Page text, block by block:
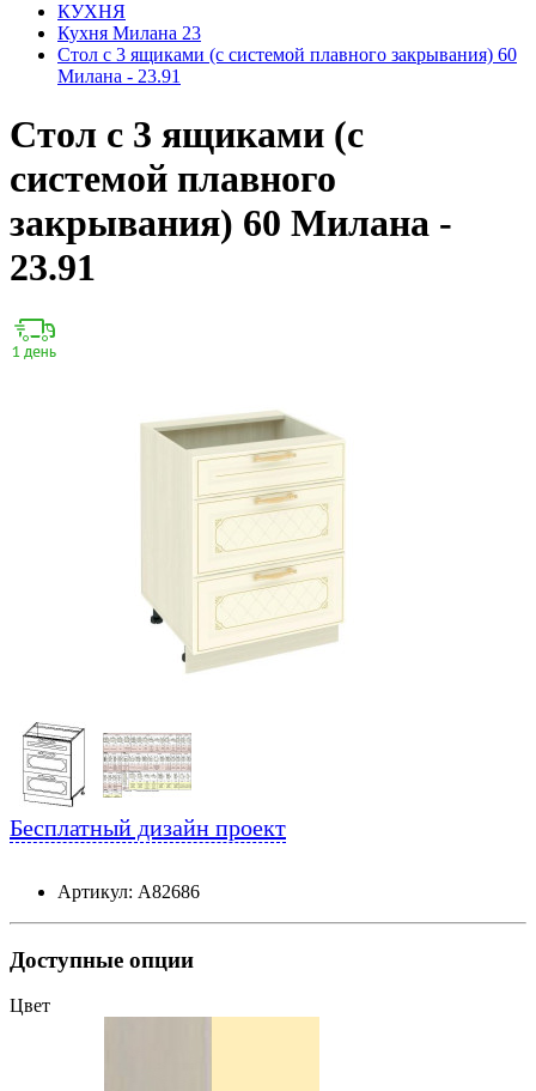
КУХНЯ
Кухня Милана 23
Стол с 3 ящиками (с системой плавного закрывания) 60
Милана - 23.91
Стол с 3 ящиками (с
системой плавного
закрывания) 60 Милана -
23.91
Бесплатный дизайн проект
Артикул: А82686
Доступные опции
Цвет